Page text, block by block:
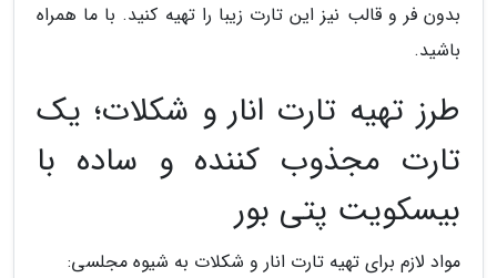
بدون فر و قالب نیز این تارت زیبا را تهیه کنید. با ما همراه
باشید.
طرز تهیه تارت انار و شکلات؛ یک
تارت مجذوب کننده و ساده با
بیسکویت پتی بور
مواد لازم برای تهیه تارت انار و شکلات به شیوه مجلسی: